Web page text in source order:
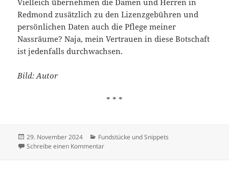
Vielleich übernehmen die Damen und Herren in
Redmond zusätzlich zu den Lizenzgebühren und
persönlichen Daten auch die Pflege meiner
Nassräume? Naja, mein Vertrauen in diese Botschaft
ist jedenfalls durchwachsen.
Bild: Autor
* * *
Veröffentlicht
am
29. November 2024 Kategorien
Fundstücke und Snippets
Schreibe einen Kommentarzu MS 4 U